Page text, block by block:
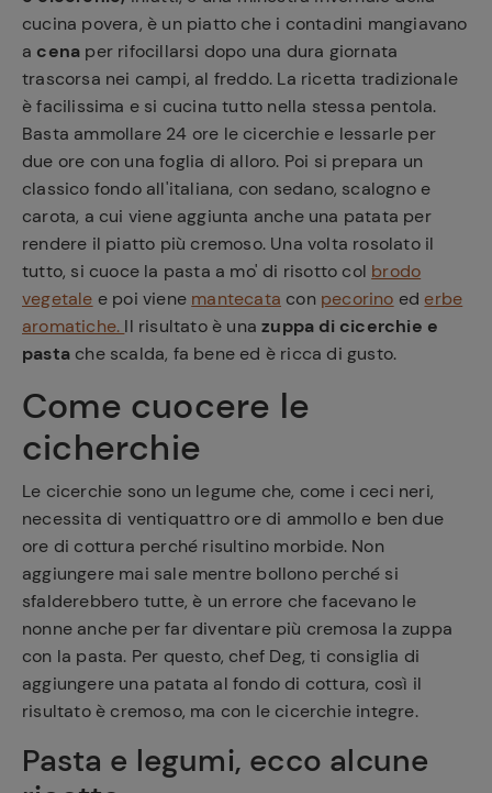
cucina povera, è un piatto che i contadini mangiavano
a cena per rifocillarsi dopo una dura giornata
trascorsa nei campi, al freddo. La ricetta tradizionale
è facilissima e si cucina tutto nella stessa pentola.
Basta ammollare 24 ore le cicerchie e lessarle per
due ore con una foglia di alloro. Poi si prepara un
classico fondo all'italiana, con sedano, scalogno e
carota, a cui viene aggiunta anche una patata per
rendere il piatto più cremoso. Una volta rosolato il
tutto, si cuoce la pasta a mo' di risotto col brodo
vegetale e poi viene mantecata con pecorino ed erbe
aromatiche. Il risultato è una zuppa di cicerchie e
pasta che scalda, fa bene ed è ricca di gusto.
Come cuocere le
cicherchie
Le cicerchie sono un legume che, come i ceci neri,
necessita di ventiquattro ore di ammollo e ben due
ore di cottura perché risultino morbide. Non
aggiungere mai sale mentre bollono perché si
sfalderebbero tutte, è un errore che facevano le
nonne anche per far diventare più cremosa la zuppa
con la pasta. Per questo, chef Deg, ti consiglia di
aggiungere una patata al fondo di cottura, così il
risultato è cremoso, ma con le cicerchie integre.
Pasta e legumi, ecco alcune